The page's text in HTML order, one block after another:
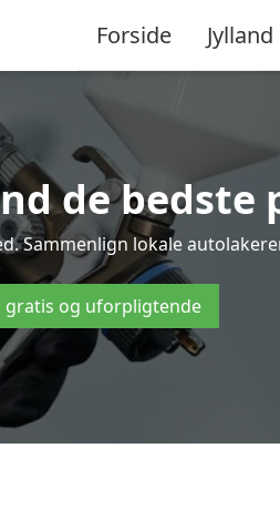
Forside Jylland
de bedste
Sammenlign lokale
gratis og uforpligtende